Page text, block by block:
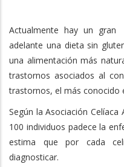
Actualmente hay un gran
adelante una dieta sin
una alimentación más
trastornos asociados al
trastornos, el más conocido
Según la Asociación
100 individuos padece la
estima que por cada
diagnosticar.